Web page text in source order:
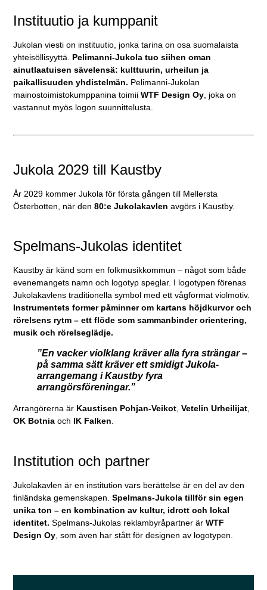
Instituutio ja kumppanit
Jukolan viesti on instituutio, jonka tarina on osa suomalaista
yhteisöllisyyttä. Pelimanni-Jukola tuo siihen oman
ainutlaatuisen sävelensä: kulttuurin, urheilun ja
paikallisuuden yhdistelmän. Pelimanni-Jukolan
mainostoimistokumppanina toimiiWTF Design Oy , joka on
vastannut myös logon suunnittelusta.
Jukola 2029 till Kaustby
År 2029 kommer Jukola för första gången till Mellersta
Österbotten, när den80:e Jukolakavlen avgörs i Kaustby.
Spelmans-Jukolas identitet
Kaustby är känd som en folkmusikkommun – något som både
evenemangets namn och logotyp speglar. I logotypen förenas
Jukolakavlens traditionella symbol med ett vågformat violmotiv.
Instrumentets former påminner om kartans höjdkurvor och
rörelsens rytm – ett flöde som sammanbinder orientering,
musik och rörelseglädje.
”En vacker violklang kräver alla fyra strängar –
på samma sätt kräver ett smidigt Jukola-
arrangemang i Kaustby fyra
arrangörsföreningar.”
Arrangörerna är Kaustisen Pohjan-Veikot,Vetelin Urheilijat,
OK Botnia och IK Falken.
Institution och partner
Jukolakavlen är en institution vars berättelse är en del av den
finländska gemenskapen.Spelmans-Jukola tillför sin egen
unika ton – en kombination av kultur, idrott och lokal
identitet. Spelmans-Jukolas reklambyråpartner ärWTF
Design Oy , som även har stått för designen av logotypen.